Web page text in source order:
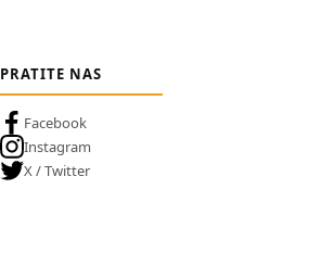
PRATITE NAS
Facebook
Instagram
X / Twitter